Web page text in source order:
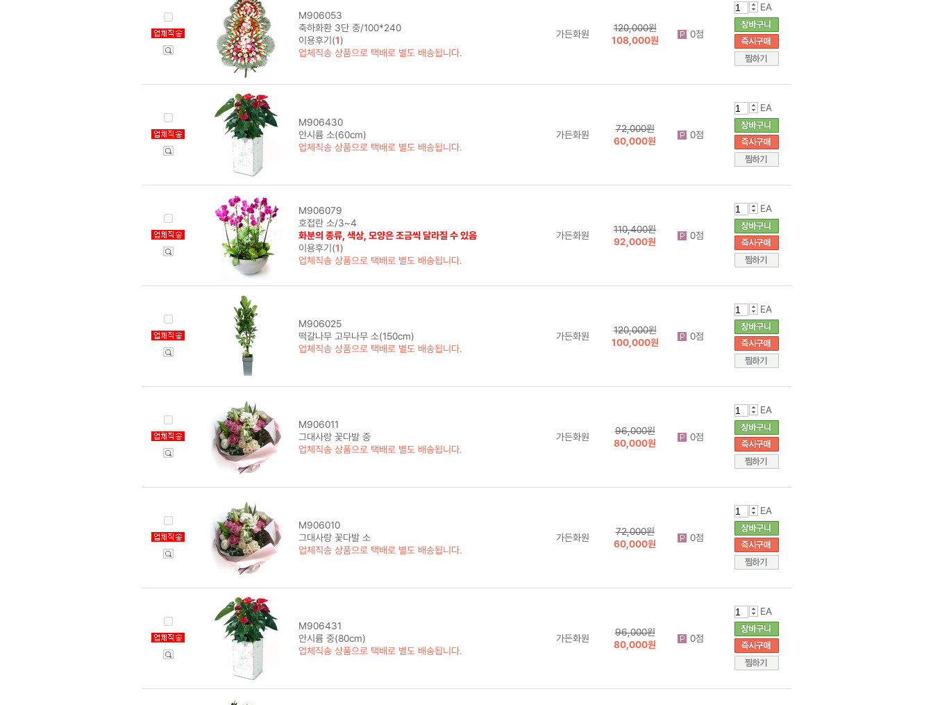
M906053
축하화환 3단 중/100*240
이용후기(1)
업체직송 상품으로 택배로 별도 배송됩니다.
가든화원
120,000원
108,000원
0점
EA
M906430
안시륨 소(60cm)
업체직송 상품으로 택배로 별도 배송됩니다.
가든화원
72,000원
60,000원
0점
EA
M906079
호접란 소/3~4
화분의 종류, 색상, 모양은 조금씩 달라질 수 있음
이용후기(1)
업체직송 상품으로 택배로 별도 배송됩니다.
가든화원
110,400원
92,000원
0점
EA
M906025
떡갈나무 고무나무 소(150cm)
업체직송 상품으로 택배로 별도 배송됩니다.
가든화원
120,000원
100,000원
0점
EA
M906011
그대사랑 꽃다발 중
업체직송 상품으로 택배로 별도 배송됩니다.
가든화원
96,000원
80,000원
0점
EA
M906010
그대사랑 꽃다발 소
업체직송 상품으로 택배로 별도 배송됩니다.
가든화원
72,000원
60,000원
0점
EA
M906431
안시륨 중(80cm)
업체직송 상품으로 택배로 별도 배송됩니다.
가든화원
96,000원
80,000원
0점
EA